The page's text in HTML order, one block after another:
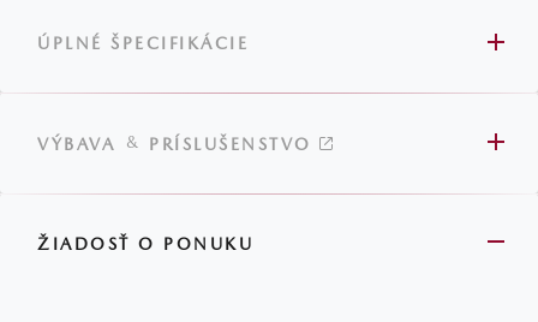
ÚPLNÉ ŠPECIFIKÁCIE
VÝBAVA & PRÍSLUŠENSTVO
ŽIADOSŤ O PONUKU